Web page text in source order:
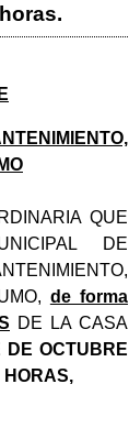
QUE
DE
de forma
DE LA CASA
DE OCTUBRE
HORAS,